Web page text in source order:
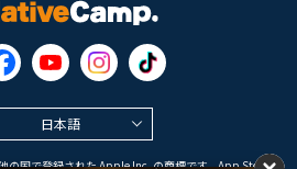
日本語
の国で登録された Apple Inc. の商標です。App Store は